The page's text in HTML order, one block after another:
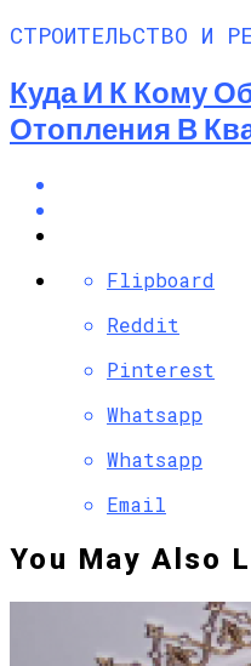
СТРОИТЕЛЬСТВО И
Куда И К Кому
Отопления В
Flipboard
Reddit
Pinterest
Whatsapp
Whatsapp
Email
You May Also